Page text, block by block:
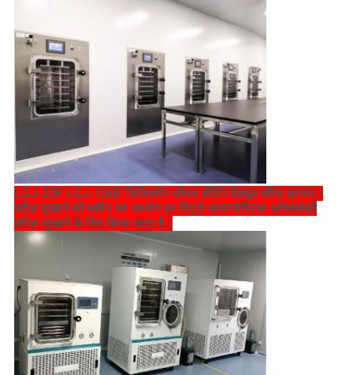
LGJ-20F LGJ-100F सिलिकॉन ऑयल हीटिंग वैक्यूम फ़्रीज़ ड्रायर /
फ़्रीज़ सुखाने की मशीन का उपयोग इन विट्रो डायग्नोस्टिक अभिकर्मकों
फ़्रीज़-सुखाने के लिए किया जाता है।